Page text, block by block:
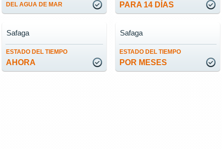
DEL AGUA DE MAR PARA 14 DÍAS
ESTADO DEL TIEMPO
AHORA
Safaga
ESTADO DEL TIEMPO
POR MESES
Safaga